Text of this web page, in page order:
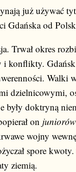
już używać
Gdańska od
Trwał okres
i konflikty.
Walki
dzielnicowymi,
były doktryną
on juniorów
wojny
spore
ziemią.